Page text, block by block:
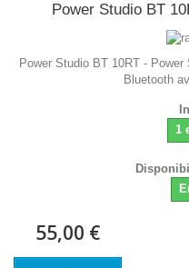
Power Studio BT
Power Studio BT 10RT -
Bluetooth
1
55,00 €